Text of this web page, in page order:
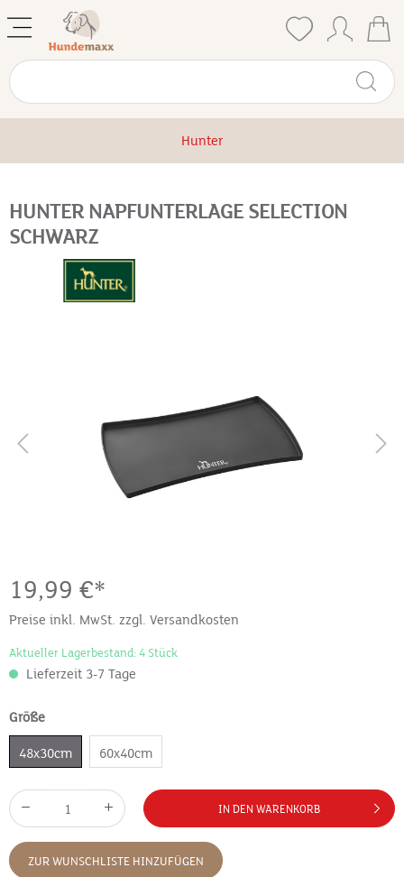
Hunter
HUNTER NAPFUNTERLAGE SELECTION
SCHWARZ
19,99 €*
Preise inkl. MwSt. zzgl. Versandkosten
Aktueller Lagerbestand: 4 Stück
Lieferzeit 3-7 Tage
Größe
48x30cm 60x40cm
IN DEN WARENKORB
ZUR WUNSCHLISTE HINZUFÜGEN